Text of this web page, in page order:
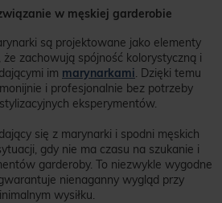
w męskiej garderobie
są projektowane jako elementy
zachowują spójność kolorystyczną i
im marynarkami. Dzięki temu
i profesjonalnie bez potrzeby
eksperymentów.
się z marynarki i spodni męskich
gdy nie ma czasu na szukanie i
garderoby. To niezwykle wygodne
nienaganny wygląd przy
wysiłku.